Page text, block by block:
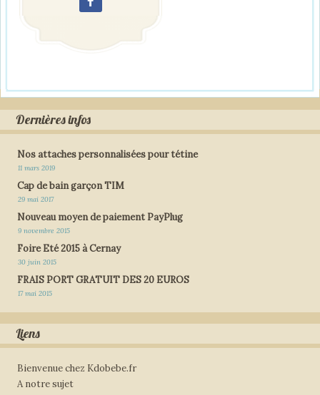
Dernières infos
Nos attaches personnalisées pour tétine
11 mars 2019
Cap de bain garçon TIM
29 mai 2017
Nouveau moyen de paiement PayPlug
9 novembre 2015
Foire Eté 2015 à Cernay
30 juin 2015
FRAIS PORT GRATUIT DES 20 EUROS
17 mai 2015
Liens
Bienvenue chez Kdobebe.fr
A notre sujet